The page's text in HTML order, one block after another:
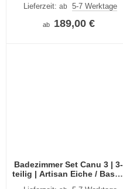
Lieferzeit: ab 5-7 Werktage
ab 189,00 €
Badezimmer Set Canu 3 | 3-
teilig | Artisan Eiche / Basalt